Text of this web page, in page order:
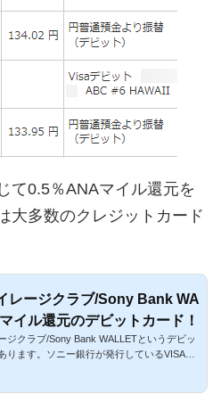
て0.5％ANAマイル還元を
大多数のクレジットカード
レージクラブ/Sony Bank WA
イル還元のデビットカード！
ジクラブ/Sony Bank WALLETというデビッ
ります。ソニー銀行が発行しているVISAブ